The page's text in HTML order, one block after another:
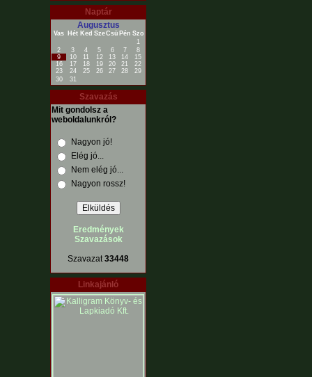
Naptár
Augusztus
Vas Hét Ked SzeCsü Pén Szo
1
2
3 4 5 6 7
8
9
10 11 12 13 14
15
16
17 18 19 20 21
22
23
24 25 26 27 28
29
30
31
Szavazás
Mit gondolsz a
weboldalunkról?
Nagyon jó!
Elég jó...
Nem elég jó...
Nagyon rossz!
Eredmények
Szavazások
Szavazat33448
Linkajánló